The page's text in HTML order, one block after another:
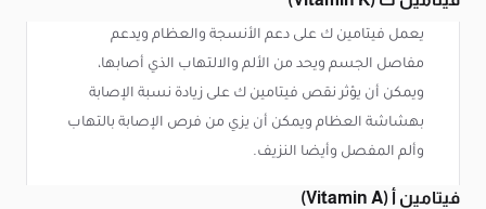
يعمل فيتامين ك على دعم الأنسجة والعظام ويدعم
مفاصل الجسم ويحد من الألم والالتهاب الذي أصابها،
ويمكن أن يؤثر نقص فيتامين ك على زيادة نسبة الإصابة
بهشاشة العظام ويمكن أن يزي من فرص الإصابة بالتهاب
وألم المفصل وأيضا النزيف.
فيتامين أ (Vitamin A)